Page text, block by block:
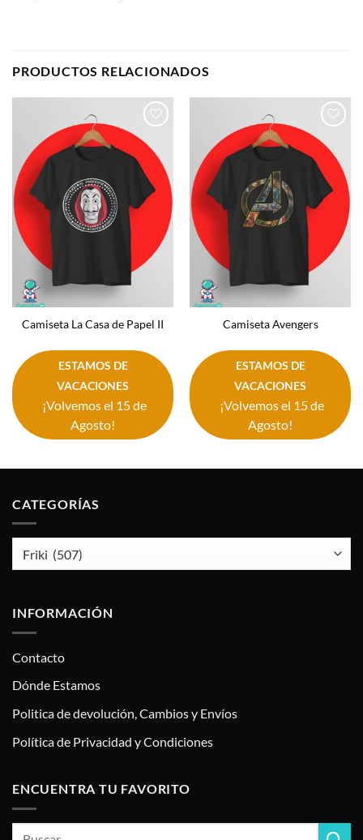
PRODUCTOS RELACIONADOS
Añadir
a la
lista de
deseos
Camiseta La Casa de Papel II
ESTAMOS DE
VACACIONES
¡Volvemos el 15 de
Agosto!
Añadir
a la
lista de
deseos
Camiseta Avengers
ESTAMOS DE
VACACIONES
¡Volvemos el 15 de
Agosto!
CATEGORÍAS
INFORMACIÓN
Contacto
Dónde Estamos
Politica de devolución, Cambios y Envíos
Política de Privacidad y Condiciones
ENCUENTRA TU FAVORITO